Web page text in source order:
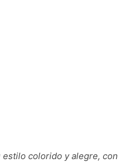
colorido y alegre, con